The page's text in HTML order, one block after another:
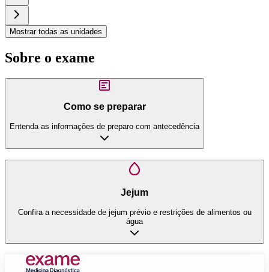
Mostrar todas as unidades
Sobre o exame
Como se preparar
Entenda as informações de preparo com antecedência
Jejum
Confira a necessidade de jejum prévio e restrições de alimentos ou
água